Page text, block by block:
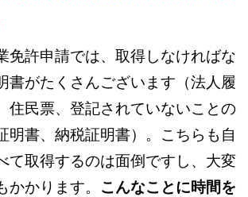
免許申請では、取得しなければな
書がたくさんございます（法人履
住民票、登記されていないことの
明書、納税証明書）。こちらも自
て取得するのは面倒ですし、大変
かかります。 こんなことに時間を